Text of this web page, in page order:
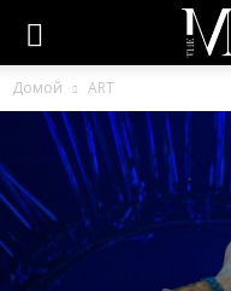
Домой ART